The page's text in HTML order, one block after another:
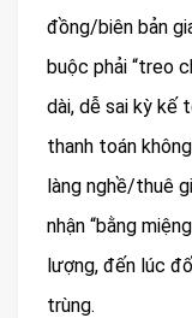
đồng/biên bản
buộc phải “treo
dài, dễ sai kỳ kế
thanh toán
làng nghề/thuê
nhận “bằng
lượng, đến lúc
trùng.